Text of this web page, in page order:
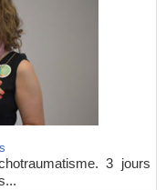
3 jours